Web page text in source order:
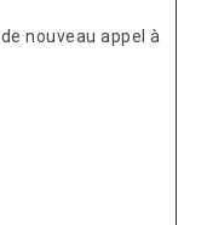
nouveau appel à